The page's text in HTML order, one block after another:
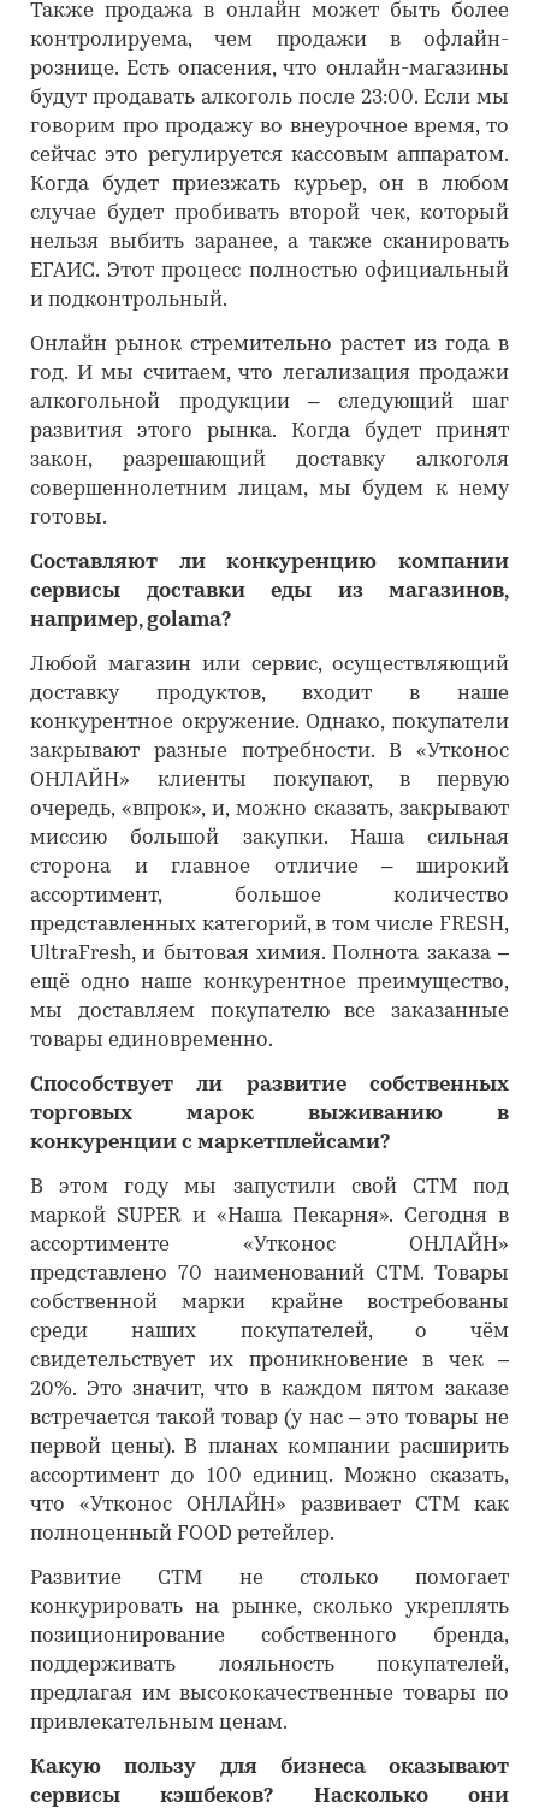
Также продажа в онлайн может быть более
контролируема, чем продажи в офлайн-
рознице. Есть опасения, что онлайн-магазины
будут продавать алкоголь после 23:00. Если мы
говорим про продажу во внеурочное время, то
сейчас это регулируется кассовым аппаратом.
Когда будет приезжать курьер, он в любом
случае будет пробивать второй чек, который
нельзя выбить заранее, а также сканировать
ЕГАИС. Этот процесс полностью официальный
и подконтрольный.
Онлайн рынок стремительно растет из года в
год. И мы считаем, что легализация продажи
алкогольной продукции – следующий шаг
развития этого рынка. Когда будет принят
закон, разрешающий доставку алкоголя
совершеннолетним лицам, мы будем к нему
готовы.
Составляют ли конкуренцию компании
сервисы доставки еды из магазинов,
например, golama?
Любой магазин или сервис, осуществляющий
доставку продуктов, входит в наше
конкурентное окружение. Однако, покупатели
закрывают разные потребности. В «Утконос
ОНЛАЙН» клиенты покупают, в первую
очередь, «впрок», и, можно сказать, закрывают
миссию большой закупки. Наша сильная
сторона и главное отличие – широкий
ассортимент, большое количество
представленных категорий, в том числе FRESH,
UltraFresh, и бытовая химия. Полнота заказа –
ещё одно наше конкурентное преимущество,
мы доставляем покупателю все заказанные
товары единовременно.
Способствует ли развитие собственных
торговых марок выживанию в
конкуренции с маркетплейсами?
В этом году мы запустили свой СТМ под
маркой SUPER и «Наша Пекарня». Сегодня в
ассортименте «Утконос ОНЛАЙН»
представлено 70 наименований СТМ. Товары
собственной марки крайне востребованы
среди наших покупателей, о чём
свидетельствует их проникновение в чек –
20%. Это значит, что в каждом пятом заказе
встречается такой товар (у нас – это товары не
первой цены). В планах компании расширить
ассортимент до 100 единиц. Можно сказать,
что «Утконос ОНЛАЙН» развивает СТМ как
полноценный FOOD ретейлер.
Развитие СТМ не столько помогает
конкурировать на рынке, сколько укреплять
позиционирование собственного бренда,
поддерживать лояльность покупателей,
предлагая им высококачественные товары по
привлекательным ценам.
Какую пользу для бизнеса оказывают
сервисы кэшбеков? Насколько они